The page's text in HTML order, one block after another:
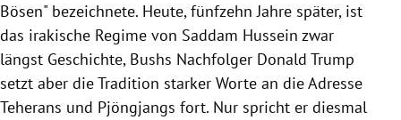
Bösen" bezeichnete. Heute, fünfzehn Jahre später, ist
das irakische Regime von Saddam Hussein zwar
längst Geschichte, Bushs Nachfolger Donald Trump
setzt aber die Tradition starker Worte an die Adresse
Teherans und Pjöngjangs fort. Nur spricht er diesmal